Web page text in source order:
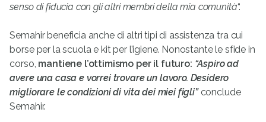
senso di fiducia con gli altri membri della mia comunità“.
Semahir beneficia anche di altri tipi di assistenza tra cui
borse per la scuola e kit per l’igiene. Nonostante le sfide in
corso, mantiene l’ottimismo per il futuro: “Aspiro ad
avere una casa e vorrei trovare un lavoro. Desidero
migliorare le condizioni di vita dei miei figli” conclude
Semahir.